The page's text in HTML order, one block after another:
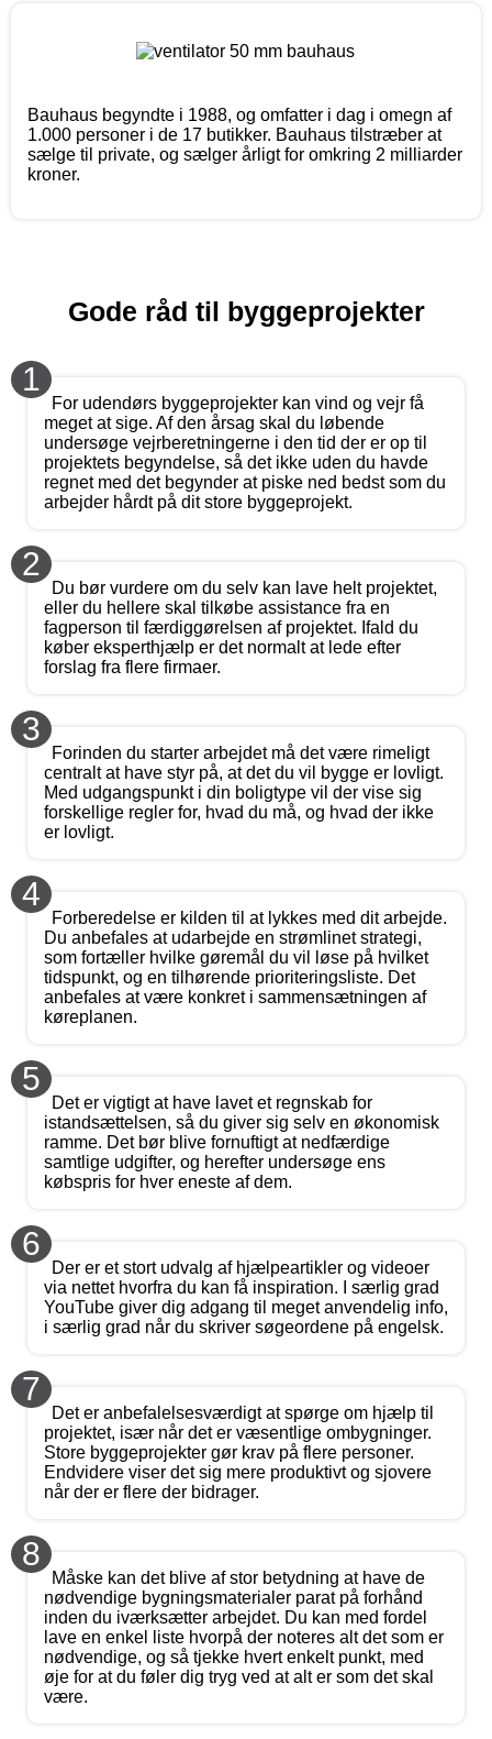
Bauhaus begyndte i 1988, og omfatter i dag i omegn af
1.000 personer i de 17 butikker. Bauhaus tilstræber at
sælge til private, og sælger årligt for omkring 2 milliarder
kroner.
Gode råd til byggeprojekter
1
For udendørs byggeprojekter kan vind og vejr få
meget at sige. Af den årsag skal du løbende
undersøge vejrberetningerne i den tid der er op til
projektets begyndelse, så det ikke uden du havde
regnet med det begynder at piske ned bedst som du
arbejder hårdt på dit store byggeprojekt.
2
Du bør vurdere om du selv kan lave helt projektet,
eller du hellere skal tilkøbe assistance fra en
fagperson til færdiggørelsen af projektet. Ifald du
køber eksperthjælp er det normalt at lede efter
forslag fra flere firmaer.
3
Forinden du starter arbejdet må det være rimeligt
centralt at have styr på, at det du vil bygge er lovligt.
Med udgangspunkt i din boligtype vil der vise sig
forskellige regler for, hvad du må, og hvad der ikke
er lovligt.
4
Forberedelse er kilden til at lykkes med dit arbejde.
Du anbefales at udarbejde en strømlinet strategi,
som fortæller hvilke gøremål du vil løse på hvilket
tidspunkt, og en tilhørende prioriteringsliste. Det
anbefales at være konkret i sammensætningen af
køreplanen.
5
Det er vigtigt at have lavet et regnskab for
istandsættelsen, så du giver sig selv en økonomisk
ramme. Det bør blive fornuftigt at nedfærdige
samtlige udgifter, og herefter undersøge ens
købspris for hver eneste af dem.
6
Der er et stort udvalg af hjælpeartikler og videoer
via nettet hvorfra du kan få inspiration. I særlig grad
YouTube giver dig adgang til meget anvendelig info,
i særlig grad når du skriver søgeordene på engelsk.
7
Det er anbefalelsesværdigt at spørge om hjælp til
projektet, især når det er væsentlige ombygninger.
Store byggeprojekter gør krav på flere personer.
Endvidere viser det sig mere produktivt og sjovere
når der er flere der bidrager.
8
Måske kan det blive af stor betydning at have de
nødvendige bygningsmaterialer parat på forhånd
inden du iværksætter arbejdet. Du kan med fordel
lave en enkel liste hvorpå der noteres alt det som er
nødvendige, og så tjekke hvert enkelt punkt, med
øje for at du føler dig tryg ved at alt er som det skal
være.